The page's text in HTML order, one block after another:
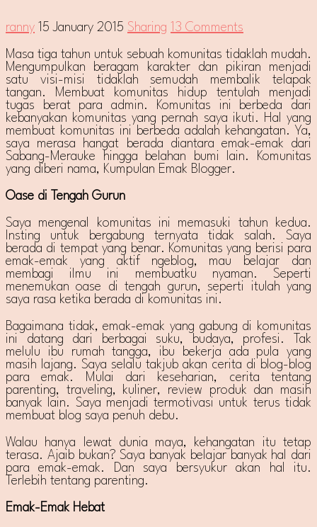
ranny 15 January 2015 Sharing 13 Comments
Masa tiga tahun untuk sebuah komunitas tidaklah mudah.
Mengumpulkan beragam karakter dan pikiran menjadi
satu visi-misi tidaklah semudah membalik telapak
tangan. Membuat komunitas hidup tentulah menjadi
tugas berat para admin. Komunitas ini berbeda dari
kebanyakan komunitas yang pernah saya ikuti. Hal yang
membuat komunitas ini berbeda adalah kehangatan. Ya,
saya merasa hangat berada diantara emak-emak dari
Sabang-Merauke hingga belahan bumi lain. Komunitas
yang diberi nama, Kumpulan Emak Blogger.
Oase di Tengah Gurun
Saya mengenal komunitas ini memasuki tahun kedua.
Insting untuk bergabung ternyata tidak salah. Saya
berada di tempat yang benar. Komunitas yang berisi para
emak-emak yang aktif ngeblog, mau belajar dan
membagi ilmu ini membuatku nyaman. Seperti
menemukan oase di tengah gurun, seperti itulah yang
saya rasa ketika berada di komunitas ini.
Bagaimana tidak, emak-emak yang gabung di komunitas
ini datang dari berbagai suku, budaya, profesi. Tak
melulu ibu rumah tangga, ibu bekerja ada pula yang
masih lajang. Saya selalu takjub akan cerita di blog-blog
para emak. Mulai dari keseharian, cerita tentang
parenting, traveling, kuliner, review produk dan masih
banyak lain. Saya menjadi termotivasi untuk terus tidak
membuat blog saya penuh debu.
Walau hanya lewat dunia maya, kehangatan itu tetap
terasa. Ajaib bukan? Saya banyak belajar banyak hal dari
para emak-emak. Dan saya bersyukur akan hal itu.
Terlebih tentang parenting.
Emak-Emak Hebat